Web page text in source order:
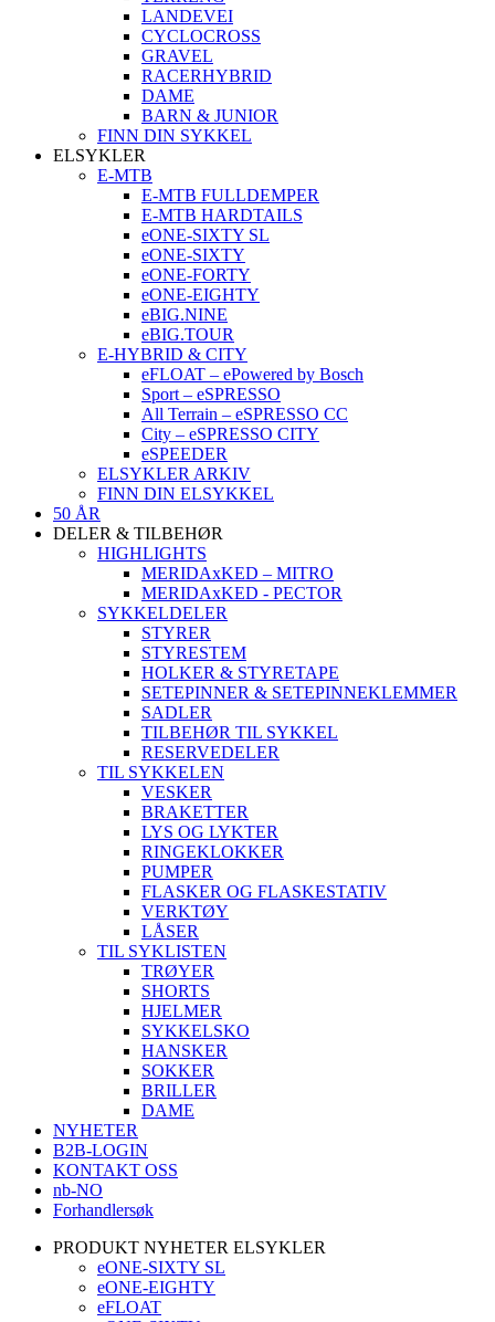
LANDEVEI
CYCLOCROSS
GRAVEL
RACERHYBRID
DAME
BARN & JUNIOR
FINN DIN SYKKEL
ELSYKLER
E-MTB
E-MTB FULLDEMPER
E-MTB HARDTAILS
eONE-SIXTY SL
eONE-SIXTY
eONE-FORTY
eONE-EIGHTY
eBIG.NINE
eBIG.TOUR
E-HYBRID & CITY
eFLOAT – ePowered by Bosch
Sport – eSPRESSO
All Terrain – eSPRESSO CC
City – eSPRESSO CITY
eSPEEDER
ELSYKLER ARKIV
FINN DIN ELSYKKEL
50 ÅR
DELER & TILBEHØR
HIGHLIGHTS
MERIDAxKED – MITRO
MERIDAxKED - PECTOR
SYKKELDELER
STYRER
STYRESTEM
HOLKER & STYRETAPE
SETEPINNER & SETEPINNEKLEMMER
SADLER
TILBEHØR TIL SYKKEL
RESERVEDELER
TIL SYKKELEN
VESKER
BRAKETTER
LYS OG LYKTER
RINGEKLOKKER
PUMPER
FLASKER OG FLASKESTATIV
VERKTØY
LÅSER
TIL SYKLISTEN
TRØYER
SHORTS
HJELMER
SYKKELSKO
HANSKER
SOKKER
BRILLER
DAME
NYHETER
B2B-LOGIN
KONTAKT OSS
nb-NO
Forhandlersøk
PRODUKT NYHETER ELSYKLER
eONE-SIXTY SL
eONE-EIGHTY
eFLOAT